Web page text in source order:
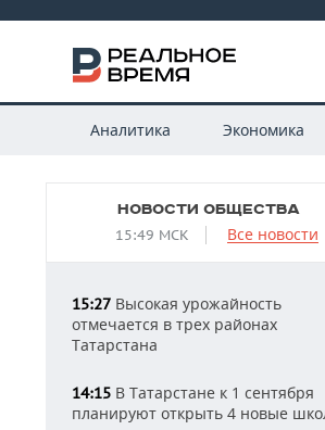
Аналитика Экономика
НОВОСТИ ОБЩЕСТВА
15:49 МСК Все новости
15:27 Высокая урожайность
отмечается в трех районах
Татарстана
14:15 В Татарстане к 1 сентября
планируют открыть 4 новые